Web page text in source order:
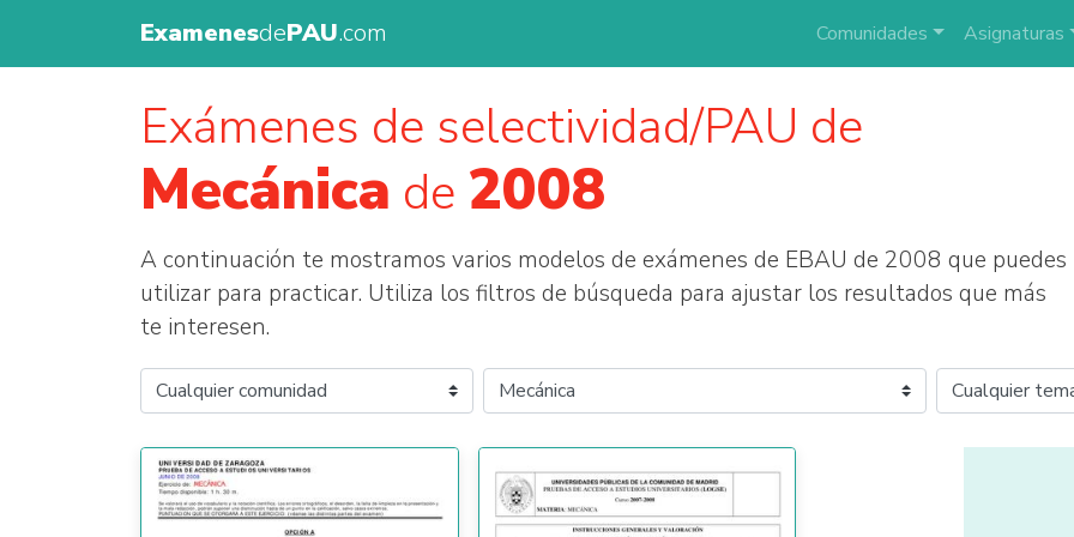
ExamenesdePAU.com Comunidades Asignaturas
Exámenes de selectividad/PAU de
Mecánica de 2008
A continuación te mostramos varios modelos de exámenes de EBAU de 2008 que puedes
utilizar para practicar. Utiliza los filtros de búsqueda para ajustar los resultados que más
te interesen.